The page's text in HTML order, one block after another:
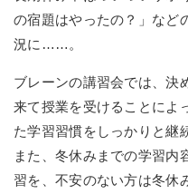
の宿題はやったの？」など
況に……。
ブレーンの講習会では、決
来て授業を受けることによ
た学習習慣をしっかりと継
また、冬休みまでの学習内
習を、不安のない方は冬休